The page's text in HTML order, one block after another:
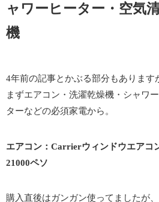
ャワーヒーター・空気
機
4年前の記事とかぶる部分もあります
まずエアコン・洗濯乾燥機・シャワ
ターなどの必須家電から。
エアコン：Carrierウィンドウエアコ
21000ペソ
購入直後はガンガン使ってましたが